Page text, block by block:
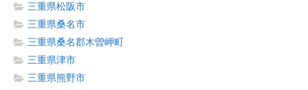
三重県松阪市
三重県桑名市
三重県桑名郡木曽岬町
三重県津市
三重県熊野市